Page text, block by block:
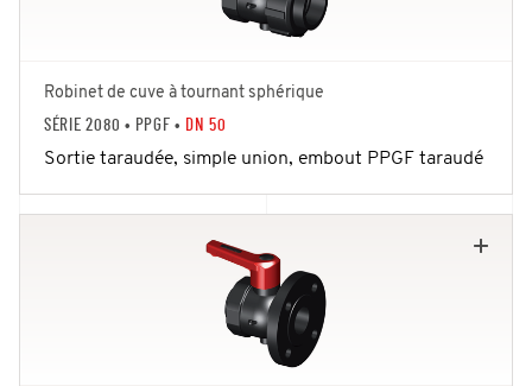
Robinet de cuve à tournant sphérique
SÉRIE 2080 • PPGF • DN 50
Sortie taraudée, simple union, embout PPGF taraudé